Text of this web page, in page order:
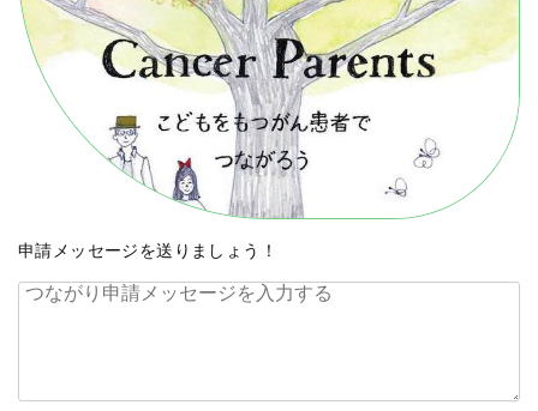
申請メッセージを送りましょう！